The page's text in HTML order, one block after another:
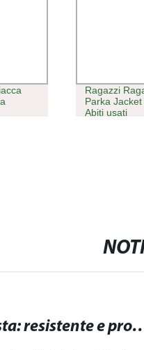
Ragazzi
Parka
Abiti usati
Giacca da motociclista: